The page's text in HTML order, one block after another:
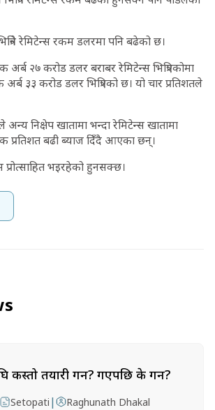
रेमिटेन्स रकम डलरमा पनि बढेको छ।
२७ करोड डलर बराबर रेमिटेन्स भित्रिएकोमा
३३ करोड डलर भित्रिएको छ। यो चार प्रतिशतले
निक्षेप खातामा भन्दा रेमिटेन्स खातामा
प्रतिशत बढी ब्याज दिॅंदै आएका छन्।
प्रोत्साहित भइरहेको हुनसक्छ।
कस्तो तयारी गर्ने? गएपछि के गर्ने?
Setopati | Raghunath Dhakal